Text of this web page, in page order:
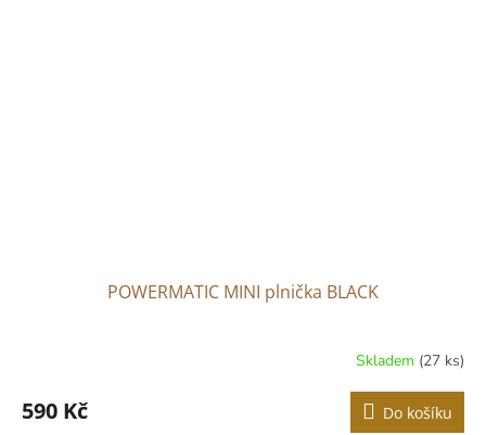
POWERMATIC MINI plnička BLACK
produktu
je
Skladem (27 ks)
590 Kč Do košíku